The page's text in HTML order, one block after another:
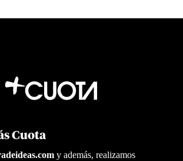
Cuota
y además, realizamos